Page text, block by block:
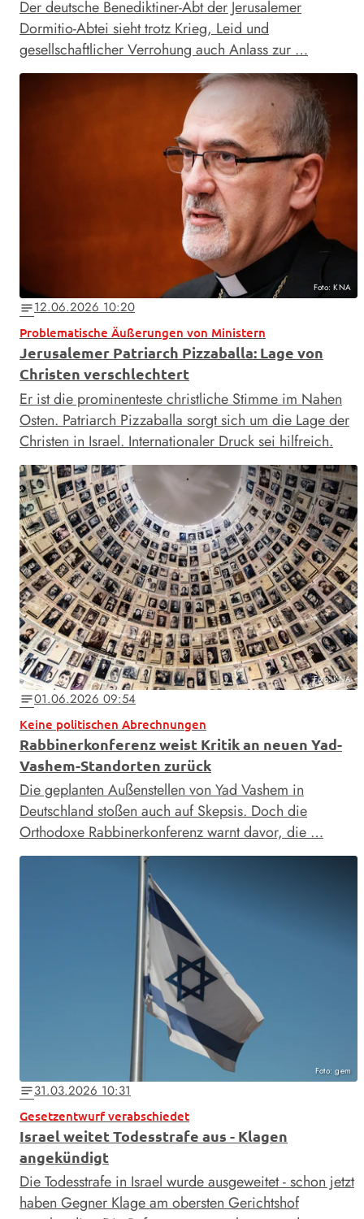
Der deutsche Benediktiner-Abt der Jerusalemer
Dormitio-Abtei sieht trotz Krieg, Leid und
gesellschaftlicher Verrohung auch Anlass zur …
Foto: KNA
notes12.06.2026 10:20
Problematische Äußerungen von Ministern
Jerusalemer Patriarch Pizzaballa: Lage von
Christen verschlechtert
Er ist die prominenteste christliche Stimme im Nahen
Osten. Patriarch Pizzaballa sorgt sich um die Lage der
Christen in Israel. Internationaler Druck sei hilfreich.
Foto: KNA
notes01.06.2026 09:54
Keine politischen Abrechnungen
Rabbinerkonferenz weist Kritik an neuen Yad-
Vashem-Standorten zurück
Die geplanten Außenstellen von Yad Vashem in
Deutschland stoßen auch auf Skepsis. Doch die
Orthodoxe Rabbinerkonferenz warnt davor, die …
Foto: gem
notes31.03.2026 10:31
Gesetzentwurf verabschiedet
Israel weitet Todesstrafe aus - Klagen
angekündigt
Die Todesstrafe in Israel wurde ausgeweitet - schon jetzt
haben Gegner Klage am obersten Gerichtshof